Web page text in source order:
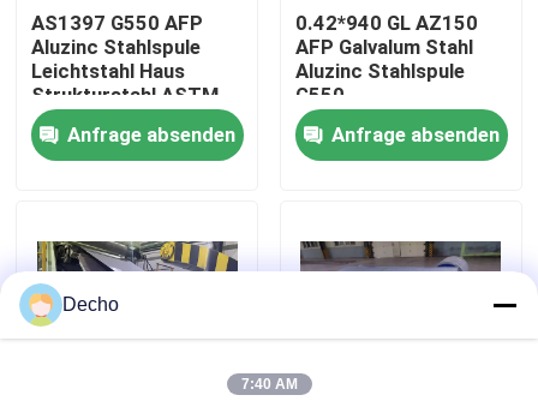
Qualitätskontrolle
Kontakt mit uns
Neuigkeiten
Rechtssachen
Bitte um ein Angebot
Farbbeschichtete Stahlspule
AS1397 G550 AFP
Aluzinc Stahlspule
Leichtstahl Haus
Strukturstahl ASTM
A792M AZ150
Galvalume Stahl Anti-
Finger Print
Anfrage absenden
0.42*940 GL AZ150
AFP Galvalum Stahl
Aluzinc Stahlspule
G550
Wellplattenplattenplatten
Dachfliesen
Strukturstahl AS1397
Anfrage absenden
Decho
7:40 AM